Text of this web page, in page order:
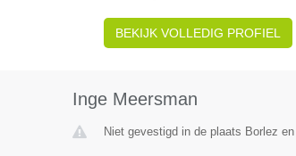
BEKIJK VOLLEDIG PROFIEL
Inge Meersman
Niet gevestigd in de plaats Borlez